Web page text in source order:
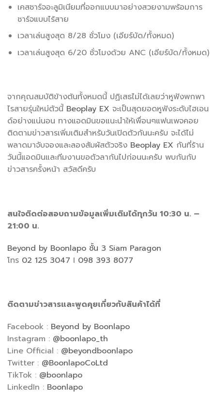
เคสชาร์จอะลูมิเนียมที่ออกแบบมาอย่างสวยงามพร้อมการ
ชาร์จแบบไร้สาย
เวลาเล่นสูงสุด 8/28 ชั่วโมง (เอียร์บัด/ทั้งหมด)
เวลาเล่นสูงสุด 6/20 ชั่วโมงด้วย ANC (เอียร์บัด/ทั้งหมด)
จากคุณสมบัติข้างต้นทั้งหมดนี้ ปฏิเสธไม่ได้เลยว่าหูฟังพกพา
ไรสายรุ่นใหม่ตัวนี้ Beoplay EX จะเป็นสุดยอดหูฟังระดับไฮเอน
ด์อย่างแน่นอน ทางแอดมินขอแนะนำให้เพื่อนๆแฟนเพจคอย
ติดตามข่าวสารเพิ่มเติมสำหรับวันเปิดตัวกันนะครับ จะได้ไม่
พลาดมาจับจองและลองสัมผัสตัวจริง Beoplay EX กันที่ร้าน
วันนี้แอดมินและทีมงานขอตัวลากันไปก่อนนะครับ พบกันกับ
ข่าวสารครั้งหน้า สวัสดีครับ
สนใจติดต่อสอบถามข้อมูลเพิ่มเติมได้ทุกวัน 10:30 น. –
21:00 น.
Beyond by Boonlapo ชั้น 3 Siam Paragon
โทร 02 125 3047 I 098 393 8077
ติดตามข่าวสารและพูดคุยเกี่ยวกับสินค้าได้ที่
Facebook : Beyond by Boonlapo
Instagram : @boonlapo_th
Line Official : @beyondboonlapo
Twitter : @BoonlapoCoLtd
TikTok : @boonlapo
LinkedIn : Boonlapo